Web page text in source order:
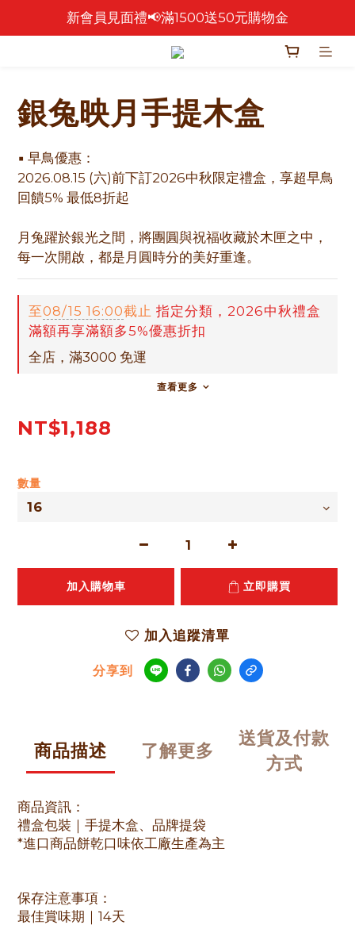
🎉 2026 中秋早鳥優惠中 🎉
新會員見面禮📢滿1500送50元購物金
🎉零售餅乾買4包 送 紅色卡扣鐵盒乙個！🎁
銀兔映月手提木盒
▪ 早鳥優惠：
2026.08.15 (六)前下訂2026中秋限定禮盒，享超早鳥
回饋5% 最低8折起
月兔躍於銀光之間，將團圓與祝福收藏於木匣之中，
每一次開啟，都是月圓時分的美好重逢。
至08/15 16:00截止 指定分類，2026中秋禮盒
滿額再享滿額多5%優惠折扣
全店，滿3000 免運
查看更多
NT$1,188
數量
加入購物車 立即購買
加入追蹤清單
分享到
商品描述 了解更多
送貨及付款
方式
商品資訊：
禮盒包裝｜手提木盒、品牌提袋
*進口商品餅乾口味依工廠生產為主
保存注意事項：
最佳賞味期｜14天